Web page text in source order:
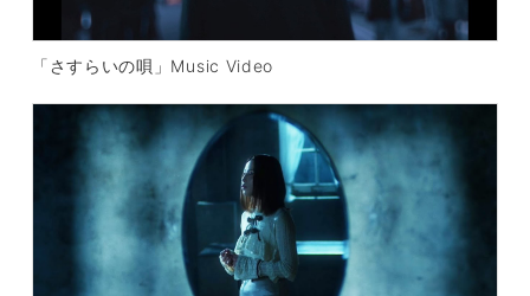
「さすらいの唄」Music Video